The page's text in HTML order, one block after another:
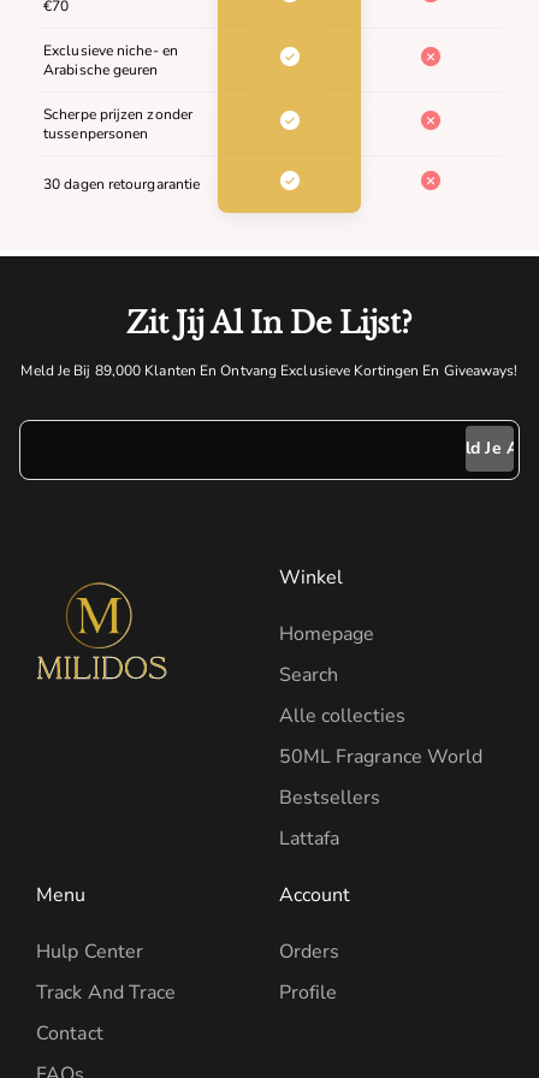
€70
Exclusieve niche- en
Arabische geuren
Scherpe prijzen zonder
tussenpersonen
30 dagen retourgarantie
Zit Jij Al In De Lijst?
Meld Je Bij 89,000 Klanten En Ontvang Exclusieve Kortingen En Giveaways!
Meld Je Aan
Winkel
Homepage
Search
Alle collecties
50ML Fragrance World
Bestsellers
Lattafa
Menu
Hulp Center
Track And Trace
Contact
Account
Orders
Profile